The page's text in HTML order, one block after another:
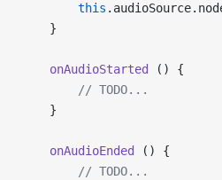
        this
    }
    onAudioStarted
() {
        // TODO...
    }
    onAudioEnded
() {
        // TODO...